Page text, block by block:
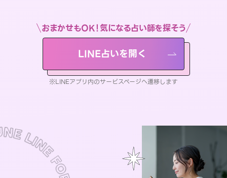
おまかせもOK！気になる占い師を探そう
LINE占いを開く
※LINEアプリ内のサービスページへ遷移します